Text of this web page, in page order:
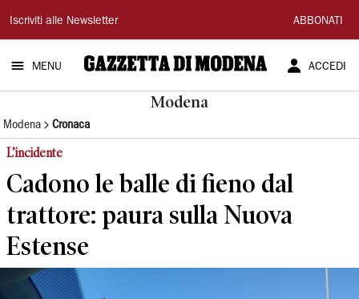
Gazzetta
di
Modena
Iscriviti alle Newsletter ABBONATI
MENU ACCEDI
Modena
Modena Cronaca
L’incidente
Cadono le balle di fieno dal
trattore: paura sulla Nuova
Estense